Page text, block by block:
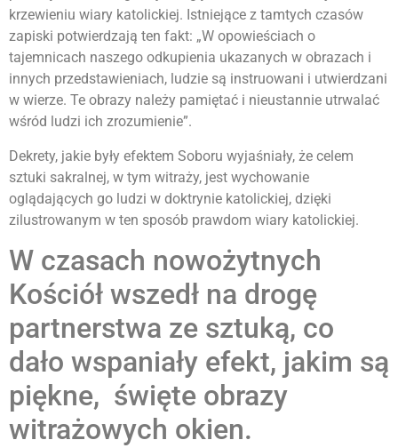
krzewieniu wiary katolickiej. Istniejące z tamtych czasów
zapiski potwierdzają ten fakt: „W opowieściach o
tajemnicach naszego odkupienia ukazanych w obrazach i
innych przedstawieniach, ludzie są instruowani i utwierdzani
w wierze. Te obrazy należy pamiętać i nieustannie utrwalać
wśród ludzi ich zrozumienie”.
Dekrety, jakie były efektem Soboru wyjaśniały, że celem
sztuki sakralnej, w tym witraży, jest wychowanie
oglądających go ludzi w doktrynie katolickiej, dzięki
zilustrowanym w ten sposób prawdom wiary katolickiej.
W czasach nowożytnych
Kościół wszedł na drogę
partnerstwa ze sztuką, co
dało wspaniały efekt, jakim są
piękne, święte obrazy
witrażowych okien.